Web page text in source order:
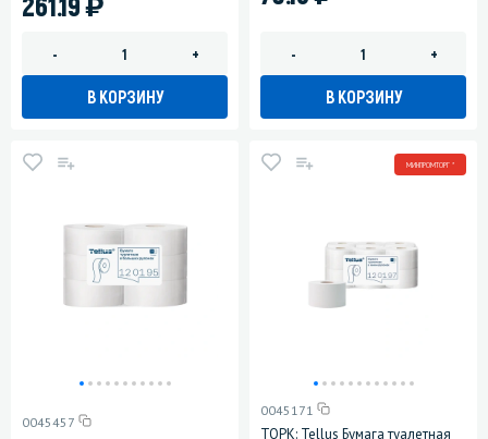
- +
В КОРЗИНУ
- +
В КОРЗИНУ
0045457
МИНПРОМТОРГ *
0045171
ТОРК: Tellus Бумага туалетная